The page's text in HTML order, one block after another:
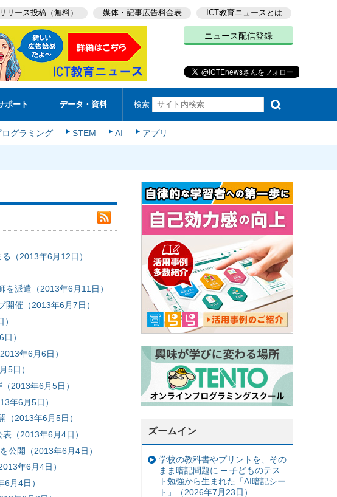
リース投稿（無料） 媒体・記事広告料金表 ICT教育ニュースとは
ニュース配信登録
ポート データ・資料 検索
ログラミング STEM AI アプリ
（2013年6月12日）
派遣（2013年6月11日）
催（2013年6月7日）
）
年6月6日）
5日）
2013年6月5日）
年6月5日）
2013年6月5日）
（2013年6月4日）
公開（2013年6月4日）
年6月4日）
月4日）
ズームイン
学校の教科書やプリントを、その
まま暗記問題に ─ 子どものテス
ト勉強から生まれた「AI暗記シー
ト」（2026年7月23日）